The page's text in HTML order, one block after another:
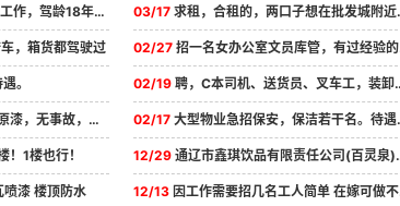
下班的工作，代驾公司也可以... 03/17求租，合租的，两口子想在批发城附近或者九中夜市附近，求租单间，
，箱货都驾驶过 02/27招一名女办公室文员库管，有过经验的，能做资料，能吃苦耐劳
。 02/19聘，C本司机、送货员、叉车工，装卸工1、C本开四米二箱货跑天津周边每天300...
滴油不烧，13年10月31前... 02/17大型物业急招保安，保洁若干名。待遇优厚，工资面议。联系电话18547597610
！1楼也行！ 12/29通辽市鑫琪饮品有限责任公司(百灵泉)招聘送水工:工作简单，待遇优厚，多劳...
喷漆 楼顶防水 12/13因工作需要招几名工人简单 在嫁可做不累，壹添三十八十 公子曰洁 不耽误日...